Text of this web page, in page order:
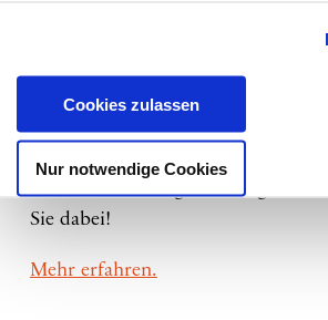
Cookies zulassen
Nur notwendige Cookies
Möglichkeit umfangreicher
und Vernetzung geben. Das Haus
Welt wird ein kulturelles
Wir brauchen starke Stimmen für
Gleichbehandlung im Alltag und im
Sie dabei!
Mehr erfahren.